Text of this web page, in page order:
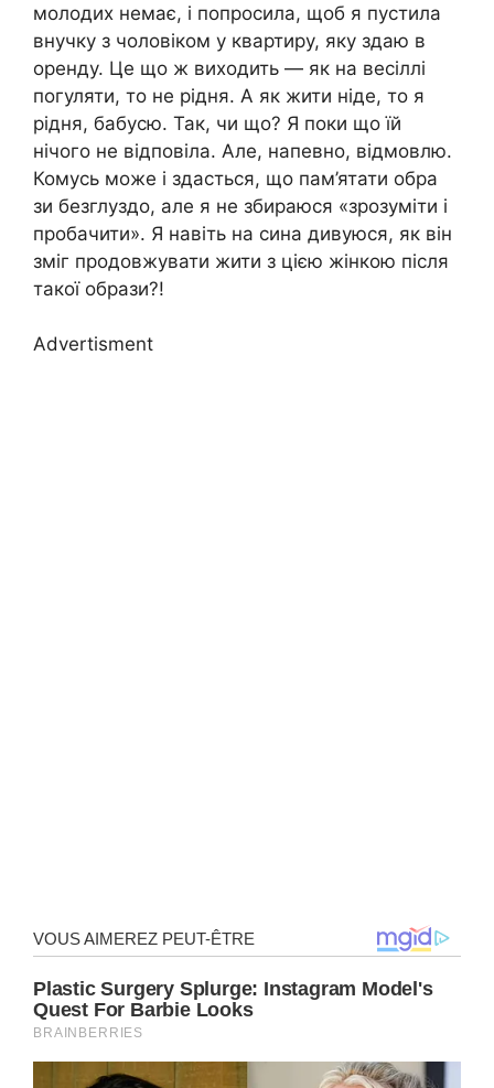
молодих немає, і попросила, щоб я пустила
внучку з чоловіком у квартиру, яку здаю в
оренду. Це що ж виходить — як на весіллі
погуляти, то не рідня. А як жити ніде, то я
рідня, бабусю. Так, чи що? Я поки що їй
нічого не відповіла. Але, напевно, відмовлю.
Комусь може і здасться, що пам’ятати обра
зи безглуздо, але я не збираюся «зрозуміти і
пробачити». Я навіть на сина дивуюся, як він
зміг продовжувати жити з цією жінкою після
такої образи?!
Advertisment